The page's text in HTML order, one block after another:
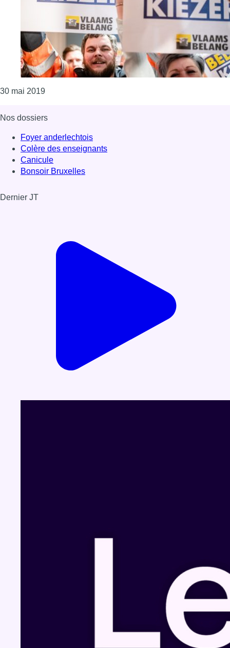
30 mai 2019Consulter l'article "Le cordon sanitaire autour du
Nos dossiers
Foyer anderlechtois
Colère des enseignants
Canicule
Bonsoir Bruxelles
Dernier JT